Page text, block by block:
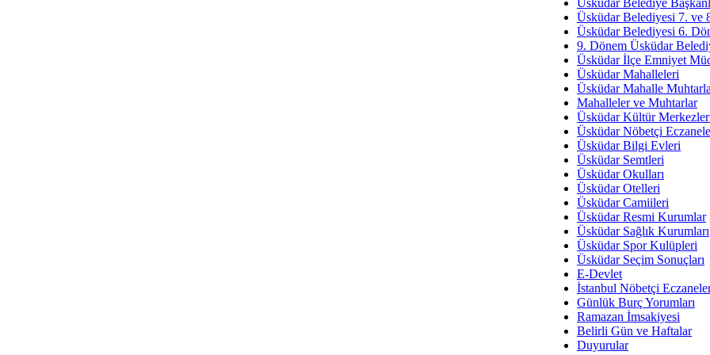
İmar Sorunlarının Genel
Arakan
Bayramın
Ruhsal
Üsküdar
Üsküdar Belediye
Üsküdar Belediyesi 7. ve
Üsküdar Belediyesi 6.
9. Dönem Üsküdar
Üsküdar İlçe Emniyet
Üsküdar Mahalleleri
Üsküdar Mahalle
Mahalleler ve Muhtarlar
Üsküdar Kültür
Üsküdar Nöbetçi
Üsküdar Bilgi Evleri
Üsküdar Semtleri
Üsküdar Okulları
Üsküdar Otelleri
Üsküdar Camiileri
Üsküdar Resmi Kurumlar
Üsküdar Sağlık Kurumları
Üsküdar Spor Kulüpleri
Üsküdar Seçim Sonuçları
E-Devlet
İstanbul Nöbetçi
Günlük Burç Yorumları
Ramazan İmsakiyesi
Belirli Gün ve Haftalar
Duyurular